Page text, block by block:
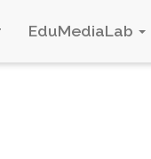
EduMediaLab